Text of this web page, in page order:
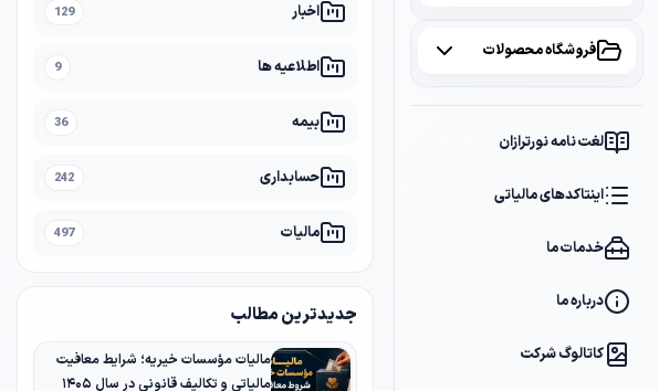
سامانه مودیان
بانک
فروشگاه محصولات
پکیج DVD آموزشی
کتاب ها
فایل های دانلودی
لغت نامه نورترازان
اینتاکدهای مالیاتی
خدمات ما
درباره ما
کاتالوگ شرکت
اخبار 129
اطلاعیه ها 9
بیمه 36
حسابداری 242
مالیات 497
جدیدترین مطالب
مالیات مؤسسات خیریه؛ شرایط معافیت
مالیاتی و تکالیف قانونی در سال ۱۴۰۵